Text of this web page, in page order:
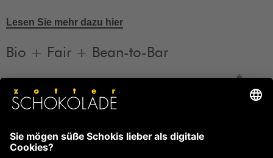
Lesen Sie mehr dazu hier
Bio + Fair + Bean-to-Bar